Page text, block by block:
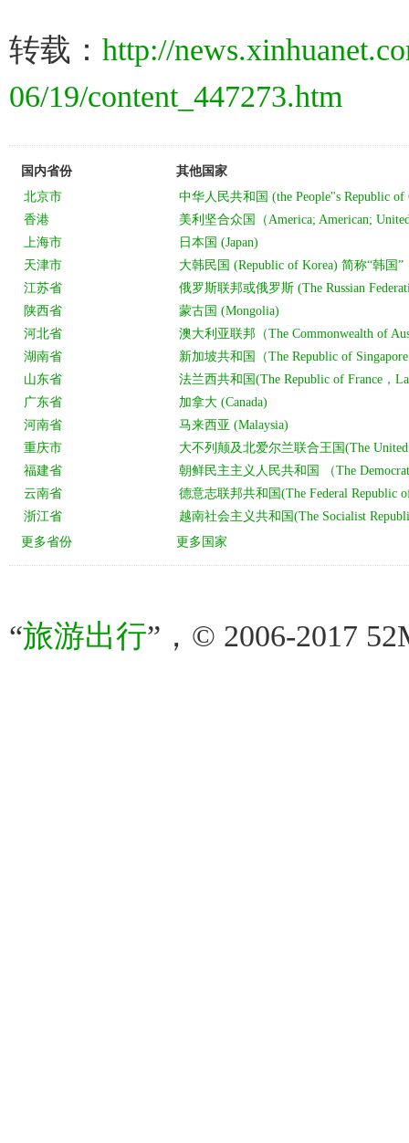
转载： http://
06/19/content_447273.htm
“旅游出行”，© 2006-2017